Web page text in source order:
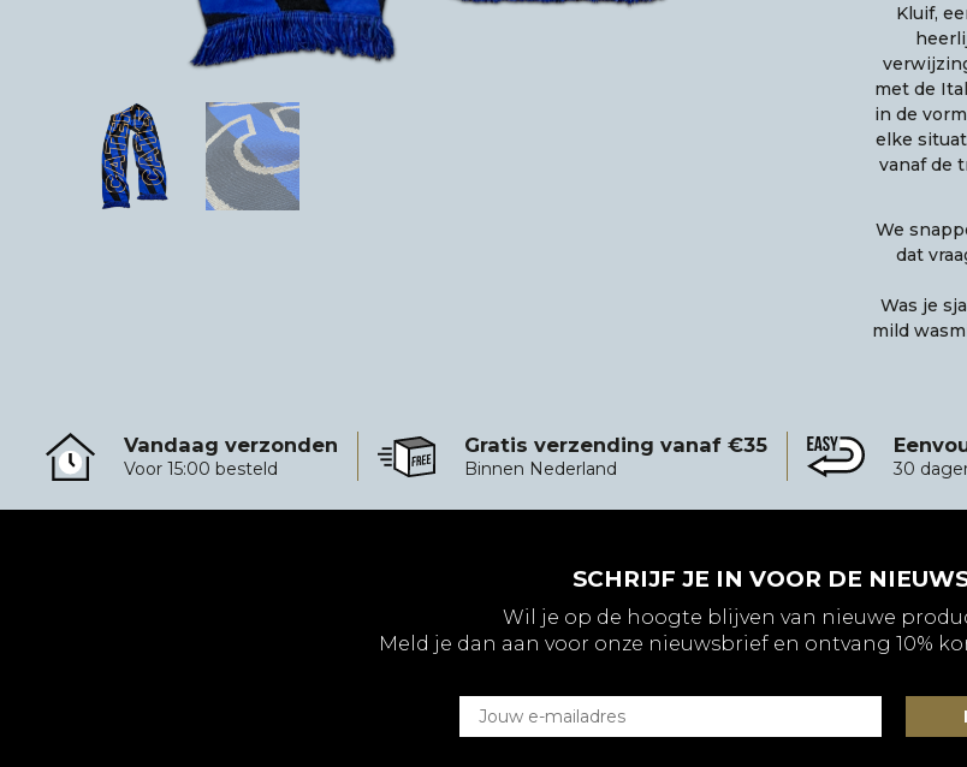
Kluif,
met de
in de
elke
vanaf de
We
dat
Was je
mild
Vandaag verzonden
Voor 15:00 besteld
Vandaag verzonden
Gratis verzending vanaf €35
Binnen Nederland
Gratis verzending vanaf €35 30
Eenvoudig
SCHRIJF JE IN VOOR DE
Wil je op de hoogte blijven van nieuwe
Meld je dan aan voor onze nieuwsbrief en ontvang 10%